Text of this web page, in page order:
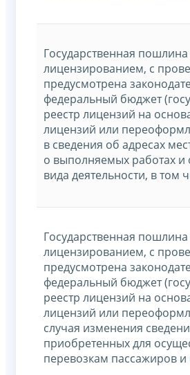
Государственная
лицензированием, с
предусмотрена
федеральный бюджет
реестр лицензий на
лицензий или
в сведения об адресах
о выполняемых работах и
вида деятельности, в том
Государственная
лицензированием, с
предусмотрена
федеральный бюджет
реестр лицензий на
лицензий или
случая изменения
приобретенных для
перевозкам пассажиров